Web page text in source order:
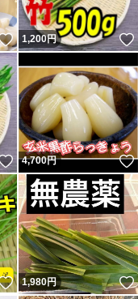
いいね！
1,200円
いいね！
4,700円
いいね！
1,980円